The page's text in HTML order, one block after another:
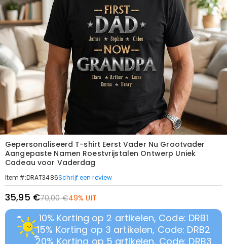
Gepersonaliseerd T-shirt Eerst Vader Nu Grootvader
Aangepaste Namen Roestvrijstalen Ontwerp Uniek
Cadeau voor Vaderdag
Item#:DRAT3486Schrijf een review
35,95 €70,00 €49% UIT
10% Korting op 2 artikelen, Code: DRB1
15% Korting op 3 artikelen, Code: DRB2
20% Korting op 5 artikelen, Code: DRB3